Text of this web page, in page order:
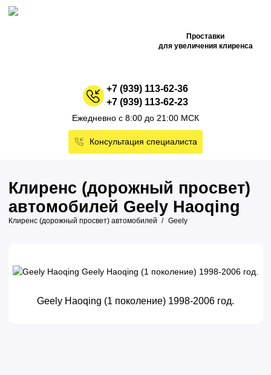
Проставки
для увеличения клиренса
+7 (939) 113-62-36
+7 (939) 113-62-23
Ежедневно с 8:00 до 21:00 МСК
Консультация специалиста
Клиренс (дорожный просвет)
автомобилей Geely Haoqing
Клиренс (дорожный просвет) автомобилей Geely
Geely Haoqing (1 поколение) 1998-2006 год.